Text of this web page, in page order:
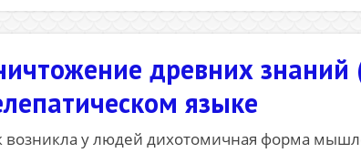
древних
языке
возникла у людей дихотомичная форма